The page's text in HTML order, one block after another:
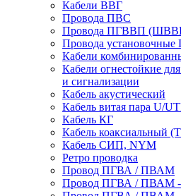
Кабели ВВГ
Провода ПВС
Провода ПГВВП
Провода
Кабели
Кабели огнестойкие
и сигнализации
Кабель акустический
Кабель витая пара U/
Кабель КГ
Кабель коаксиальный
Кабель СИП, NYM
Ретро проводка
Провод ПГВА / ПВАМ
Провод ПГВА / ПВАМ -